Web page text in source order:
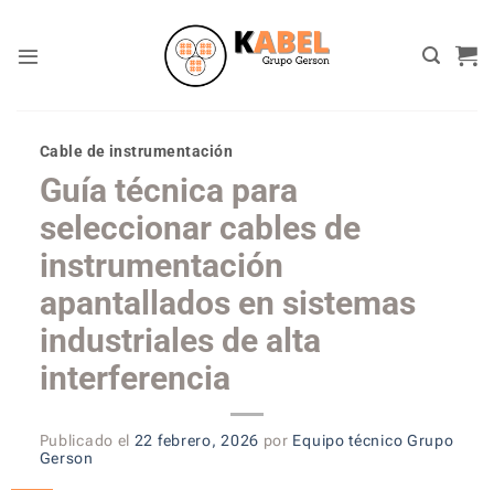
content
Cable de instrumentación
Guía técnica para
seleccionar cables de
instrumentación
apantallados en sistemas
industriales de alta
interferencia
Publicado el 22 febrero, 2026 por Equipo técnico Grupo
Gerson